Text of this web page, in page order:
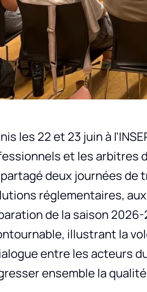
les 22 et 23 juin à
et les arbitres
deux journées de
réglementaires,
de la saison
illustrant la
entre les acteurs
ensemble la